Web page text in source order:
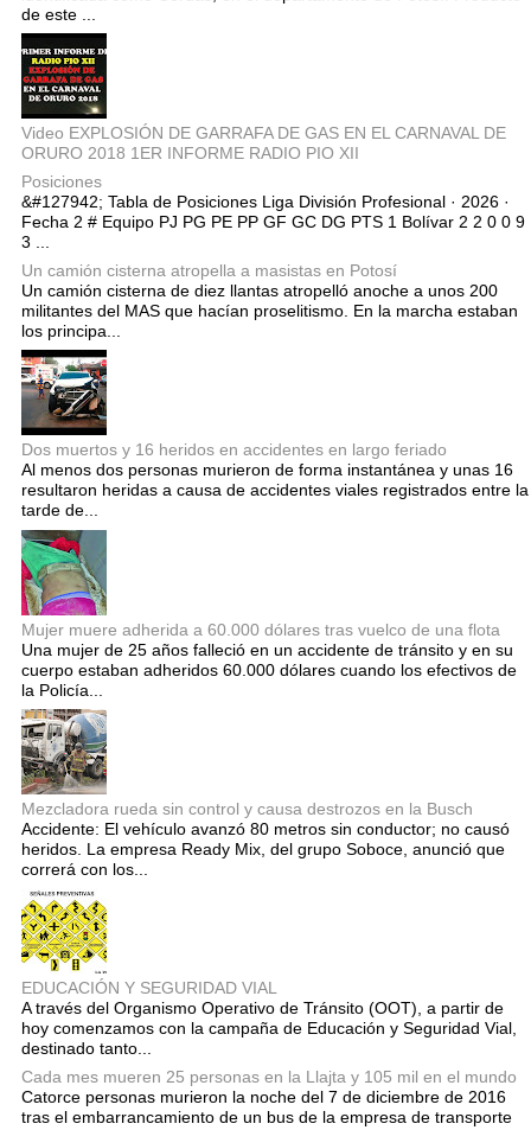
de este ...
Video EXPLOSIÓN DE GARRAFA DE GAS EN EL CARNAVAL DE
ORURO 2018 1ER INFORME RADIO PIO XII
Posiciones
&#127942; Tabla de Posiciones Liga División Profesional · 2026 ·
Fecha 2 # Equipo PJ PG PE PP GF GC DG PTS 1 Bolívar 2 2 0 0 9
3 ...
Un camión cisterna atropella a masistas en Potosí
Un camión cisterna de diez llantas atropelló anoche a unos 200
militantes del MAS que hacían proselitismo. En la marcha estaban
los principa...
Dos muertos y 16 heridos en accidentes en largo feriado
Al menos dos personas murieron de forma instantánea y unas 16
resultaron heridas a causa de accidentes viales registrados entre la
tarde de...
Mujer muere adherida a 60.000 dólares tras vuelco de una flota
Una mujer de 25 años falleció en un accidente de tránsito y en su
cuerpo estaban adheridos 60.000 dólares cuando los efectivos de
la Policía...
Mezcladora rueda sin control y causa destrozos en la Busch
Accidente: El vehículo avanzó 80 metros sin conductor; no causó
heridos. La empresa Ready Mix, del grupo Soboce, anunció que
correrá con los...
EDUCACIÓN Y SEGURIDAD VIAL
A través del Organismo Operativo de Tránsito (OOT), a partir de
hoy comenzamos con la campaña de Educación y Seguridad Vial,
destinado tanto...
Cada mes mueren 25 personas en la Llajta y 105 mil en el mundo
Catorce personas murieron la noche del 7 de diciembre de 2016
tras el embarrancamiento de un bus de la empresa de transporte